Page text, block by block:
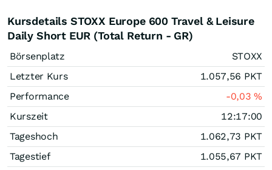
Kursdetails STOXX Europe 600 Travel & Leisure
Daily Short EUR (Total Return - GR)
Börsenplatz
STOXX
Letzter Kurs
1.057,56 PKT
Performance
-0,03%
Kurszeit
12:17:00
Tageshoch
1.062,73 PKT
Tagestief
1.055,67 PKT